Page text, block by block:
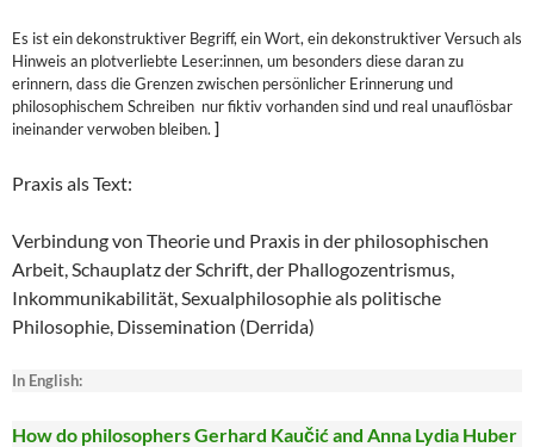
Es ist ein dekonstruktiver Begriff, ein Wort, ein dekonstruktiver Versuch als
Hinweis an plotverliebte Leser:innen, um besonders diese daran zu
erinnern, dass die Grenzen zwischen persönlicher Erinnerung und
philosophischem Schreiben nur fiktiv vorhanden sind und real unauflösbar
ineinander verwoben bleiben. ]
Praxis als Text:
Verbindung von Theorie und Praxis in der philosophischen
Arbeit, Schauplatz der Schrift, der Phallogozentrismus,
Inkommunikabilität, Sexualphilosophie als politische
Philosophie, Dissemination (Derrida)
In English:
How do philosophers Gerhard Kaučić and Anna Lydia Huber